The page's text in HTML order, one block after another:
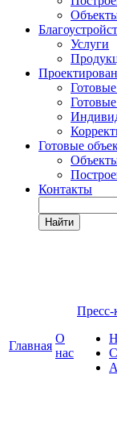
Услуги
Готовые
Контакты
Найти
Главная
О
нас
Пресс-